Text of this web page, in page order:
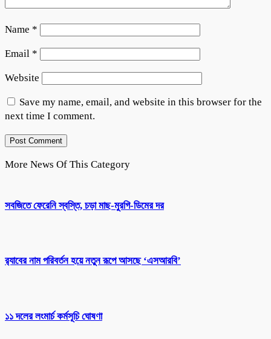
Name *
Email *
Website
Save my name, email, and website in this browser for the
next time I comment.
More News Of This Category
সবজিতে ফেরেনি স্বস্তি, চড়া মাছ-মুরগি-ডিমের দর
র‌্যাবের নাম পরিবর্তন হয়ে নতুন রূপে আসছে ‘এসআরবি’
১১ দলের লংমার্চ কর্মসূচি ঘোষণা